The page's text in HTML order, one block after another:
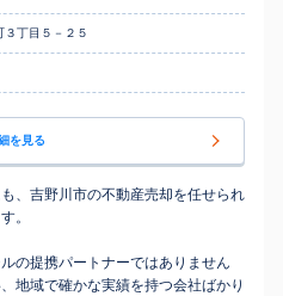
丁目５－２５
を見る
、吉野川市の不動産売却を任せられ
。
の提携パートナーではありません
地域で確かな実績を持つ会社ばかり